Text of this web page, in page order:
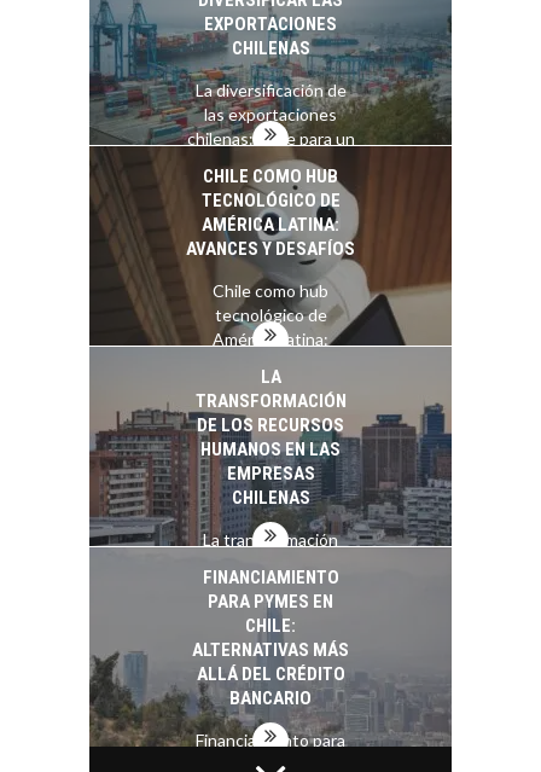
Desarrollo Turístico…
EXPORTACIONES
CHILENAS
La diversificación de
las exportaciones
chilenas: clave para un
crecimiento…
CHILE COMO HUB
TECNOLÓGICO DE
AMÉRICA LATINA:
AVANCES Y DESAFÍOS
Chile como hub
tecnológico de
América Latina:
LA
TRANSFORMACIÓN
DE LOS RECURSOS
HUMANOS EN LAS
EMPRESAS
CHILENAS
La transformación
recursos humanos en
las empresas…
FINANCIAMIENTO
PARA PYMES EN
CHILE:
ALTERNATIVAS MÁS
ALLÁ DEL CRÉDITO
BANCARIO
Financiamiento para
pymes en Chile: